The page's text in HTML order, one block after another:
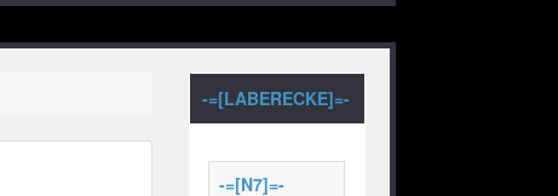
-=[LABERECKE]=-
-=[N7]=-